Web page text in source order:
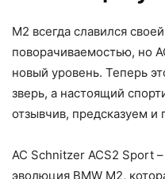
M2 всегда славился
поворачиваемостью, но
новый уровень. Теперь
зверь, а настоящий
отзывчив, предсказуем и
AC Schnitzer ACS2 Sport
эволюция BMW M2,